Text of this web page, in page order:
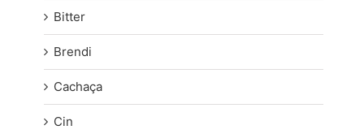
Bitter
Brendi
Cachaça
Cin